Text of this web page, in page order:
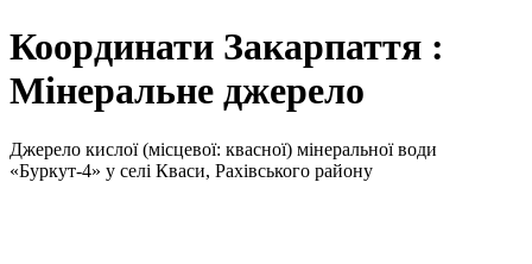
Координати Закарпаття :
Мінеральне джерело
Джерело кислої (місцевої: квасної) мінеральної води
«Буркут-4» у селі Кваси, Рахівського району